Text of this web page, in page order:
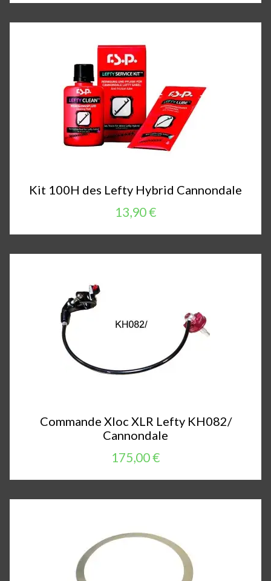
Kit 100H des Lefty Hybrid Cannondale
13,90 €
Commande Xloc XLR Lefty KH082/
Cannondale
175,00 €